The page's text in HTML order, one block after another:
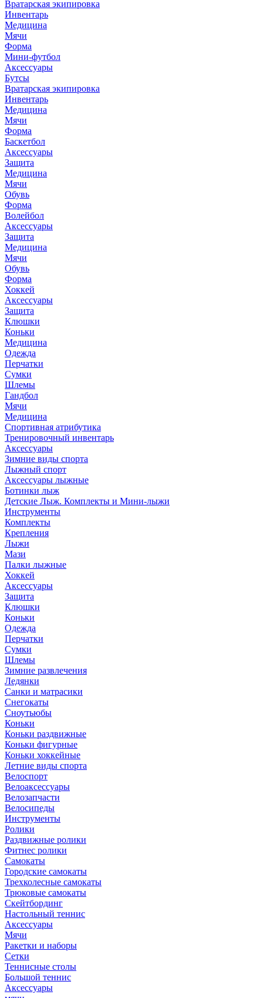
Вратарская экипировка
Инвентарь
Медицина
Мячи
Форма
Мини-футбол
Аксессуары
Бутсы
Вратарская экипировка
Инвентарь
Медицина
Мячи
Форма
Баскетбол
Аксессуары
Защита
Медицина
Мячи
Обувь
Форма
Волейбол
Аксессуары
Защита
Медицина
Мячи
Обувь
Форма
Хоккей
Аксессуары
Защита
Клюшки
Коньки
Медицина
Одежда
Перчатки
Сумки
Шлемы
Гандбол
Мячи
Медицина
Спортивная атрибутика
Тренировочный инвентарь
Аксессуары
Зимние виды спорта
Лыжный спорт
Аксессуары лыжные
Ботинки лыж
Детские Лыж. Комплекты и Мини-лыжи
Инструменты
Комплекты
Крепления
Лыжи
Мази
Палки лыжные
Хоккей
Аксессуары
Защита
Клюшки
Коньки
Одежда
Перчатки
Сумки
Шлемы
Зимние развлечения
Ледянки
Санки и матрасики
Снегокаты
Сноутьюбы
Коньки
Коньки раздвижные
Коньки фигурные
Коньки хоккейные
Летние виды спорта
Велоспорт
Велоаксессуары
Велозапчасти
Велосипеды
Инструменты
Ролики
Раздвижные ролики
Фитнес ролики
Самокаты
Городские самокаты
Трехколесные самокаты
Трюковые самокаты
Скейтбординг
Настольный теннис
Аксессуары
Мячи
Ракетки и наборы
Сетки
Теннисные столы
Большой теннис
Аксессуары